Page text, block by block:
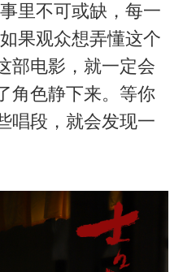
里不可或缺，每一
果观众想弄懂这个
部电影，就一定会
角色静下来。等你
唱段，就会发现一